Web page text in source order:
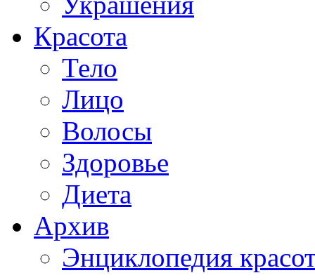
Красота
Тело
Лицо
Волосы
Здоровье
Диета
Архив
Энциклопедия